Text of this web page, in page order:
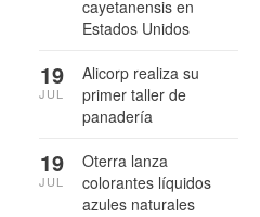
cayetanensis en
Estados Unidos
Alicorp realiza su
primer taller de
panadería
19
JUL
Oterra lanza
colorantes líquidos
azules naturales
19
JUL